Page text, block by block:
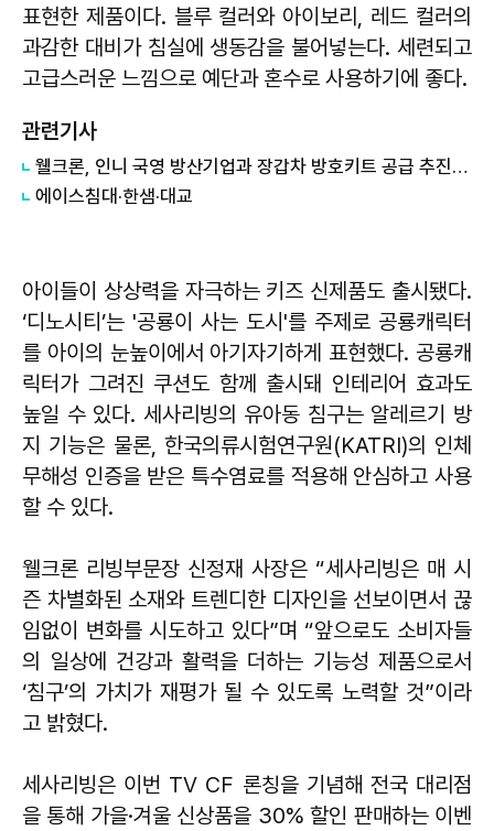
표현한 제품이다. 블루 컬러와 아이보리, 레드 컬러의
과감한 대비가 침실에 생동감을 불어넣는다. 세련되고
고급스러운 느낌으로 예단과 혼수로 사용하기에 좋다.
관련기사
웰크론, 인니 국영 방산기업과 장갑차 방호키트 공급 추진에 강세
에이스침대·한샘·대교
아이들이 상상력을 자극하는 키즈 신제품도 출시됐다.
‘디노시티’는 '공룡이 사는 도시'를 주제로 공룡캐릭터
를 아이의 눈높이에서 아기자기하게 표현했다. 공룡캐
릭터가 그려진 쿠션도 함께 출시돼 인테리어 효과도
높일 수 있다. 세사리빙의 유아동 침구는 알레르기 방
지 기능은 물론, 한국의류시험연구원(KATRI)의 인체
무해성 인증을 받은 특수염료를 적용해 안심하고 사용
할 수 있다.
웰크론 리빙부문장 신정재 사장은 “세사리빙은 매 시
즌 차별화된 소재와 트렌디한 디자인을 선보이면서 끊
임없이 변화를 시도하고 있다”며 “앞으로도 소비자들
의 일상에 건강과 활력을 더하는 기능성 제품으로서
‘침구’의 가치가 재평가 될 수 있도록 노력할 것”이라
고 밝혔다.
세사리빙은 이번 TV CF 론칭을 기념해 전국 대리점
을 통해 가을·겨울 신상품을 30% 할인 판매하는 이벤